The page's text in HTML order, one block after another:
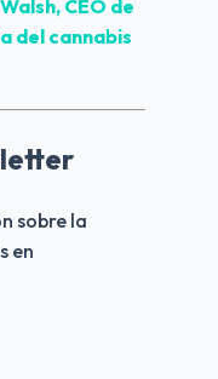
CEO de
del cannabis
sobre la
en